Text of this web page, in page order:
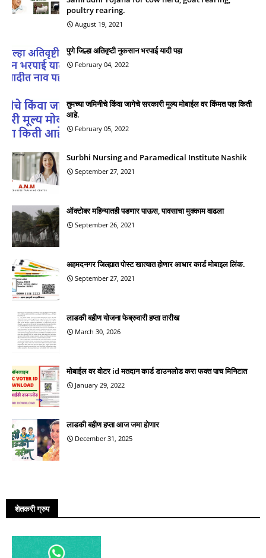
poultry rearing.
August 19, 2021
पुणे जिल्हा अतिवृष्टी नुकसान भरपाई यादी पहा
February 04, 2022
तुमच्या जमिनीचे किंवा जागेचे सरकारी मूल्य मोबाईल वर किंमत पहा किती
आहे.
February 05, 2022
Surbhi Nursing and Paramedical Institute Nashik
September 27, 2021
ऑक्टोबर महिन्यातही पडणार पाऊस, पावसाचा मुक्काम वाढला
September 26, 2021
अहमदनगर जिल्ह्यात पोस्ट खात्यात होणार आधार कार्ड मोबाइल लिंक.
September 27, 2021
लाडकी बहीण योजना फेब्रुवारी हप्ता तारीख
March 30, 2026
मोबाईल वर वोटर id मतदान कार्ड डाउनलोड करा फक्त पाच मिनिटात
January 29, 2022
लाडकी बहीण हप्ता आज जमा होणार
December 31, 2025
शेतकरी ग्रुप